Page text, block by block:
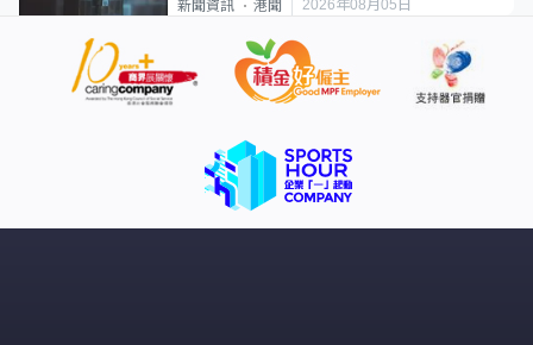
新聞資訊 港聞 2026年08月05日